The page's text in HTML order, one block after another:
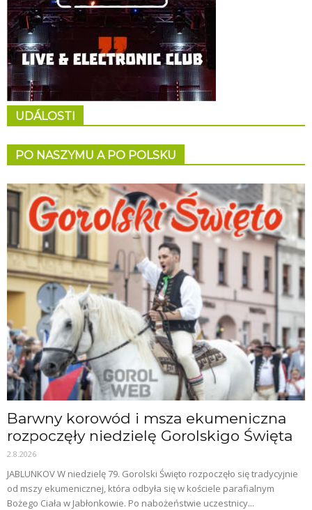
UDÁLOSTI
PO NASZYMU A PO POLSKU
Barwny korowód i msza ekumeniczna
rozpoczęły niedzielę Gorolskigo Święta
2.8.2026
JABLUNKOV W niedzielę 79. Gorolski Święto rozpoczęło się tradycyjnie
od mszy ekumenicznej, która odbyła się w kościele parafialnym
Bożego Ciała w Jabłonkowie. Po nabożeństwie uczestnicy...